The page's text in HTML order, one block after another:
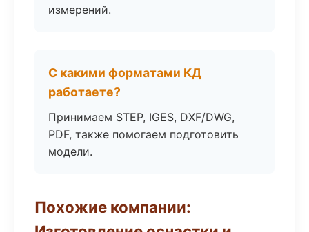
измерений.
С какими форматами КД
работаете?
Принимаем STEP, IGES, DXF/DWG,
PDF, также помогаем подготовить
модели.
Похожие компании: